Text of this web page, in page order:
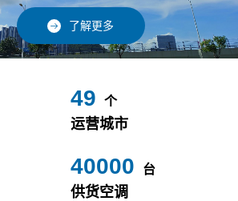
了解更多
49 个
运营城市
40000 台
供货空调